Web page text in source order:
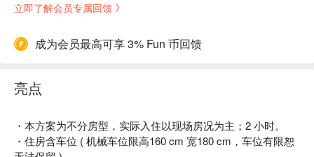
立即了解会员专属回馈
成为会员最高可享 3% Fun 币回馈
亮点
・本方案为不分房型，实际入住以现场房况为主；2 小时。
・住房含车位 ( 机械车位限高160 cm 宽180 cm，车位有限恕